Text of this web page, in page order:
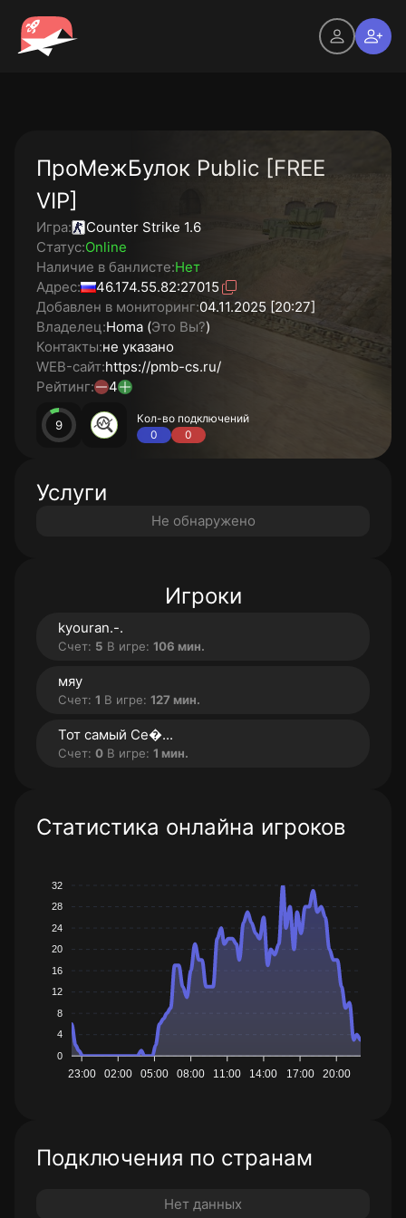
ПроМежБулок Public [FREE
VIP]
Игра:
Counter Strike 1.6
Статус:Online
Наличие в банлисте:Нет
Адрес:
46.174.55.82:27015
Добавлен в мониторинг:04.11.2025 [20:27]
Владелец:Homa (Это Вы?)
Контакты:не указано
WEB-сайт:https://pmb-cs.ru/
Рейтинг:
4
9
Кол-во подключений
0
0
Услуги
Не обнаружено
Игроки
kyouran.-.
Счет: 5 В игре: 106 мин.
мяу
Счет: 1 В игре: 127 мин.
Тот самый Се�...
Счет: 0 В игре: 1 мин.
Статистика онлайна игроков
32
28
24
20
16
12
8
4
0
23:00 02:00 05:00 08:00 11:00 14:00 17:00 20:00
Подключения по странам
Нет данных